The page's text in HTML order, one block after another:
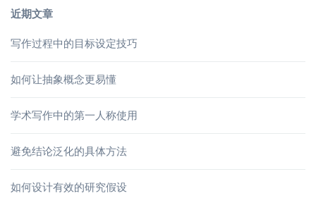
近期文章
写作过程中的目标设定技巧
如何让抽象概念更易懂
学术写作中的第一人称使用
避免结论泛化的具体方法
如何设计有效的研究假设